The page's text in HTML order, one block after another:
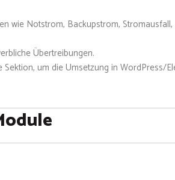
wie Notstrom, Backupstrom,
Übertreibungen.
Sektion, um die Umsetzung in WordPress/